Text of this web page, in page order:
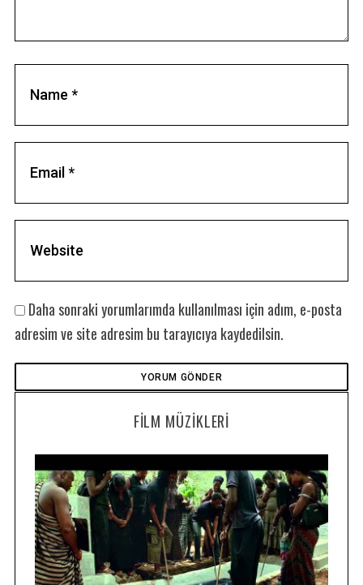
Daha sonraki yorumlarımda kullanılması için adım, e-posta
adresim ve site adresim bu tarayıcıya kaydedilsin.
FILM MÜZIKLERI